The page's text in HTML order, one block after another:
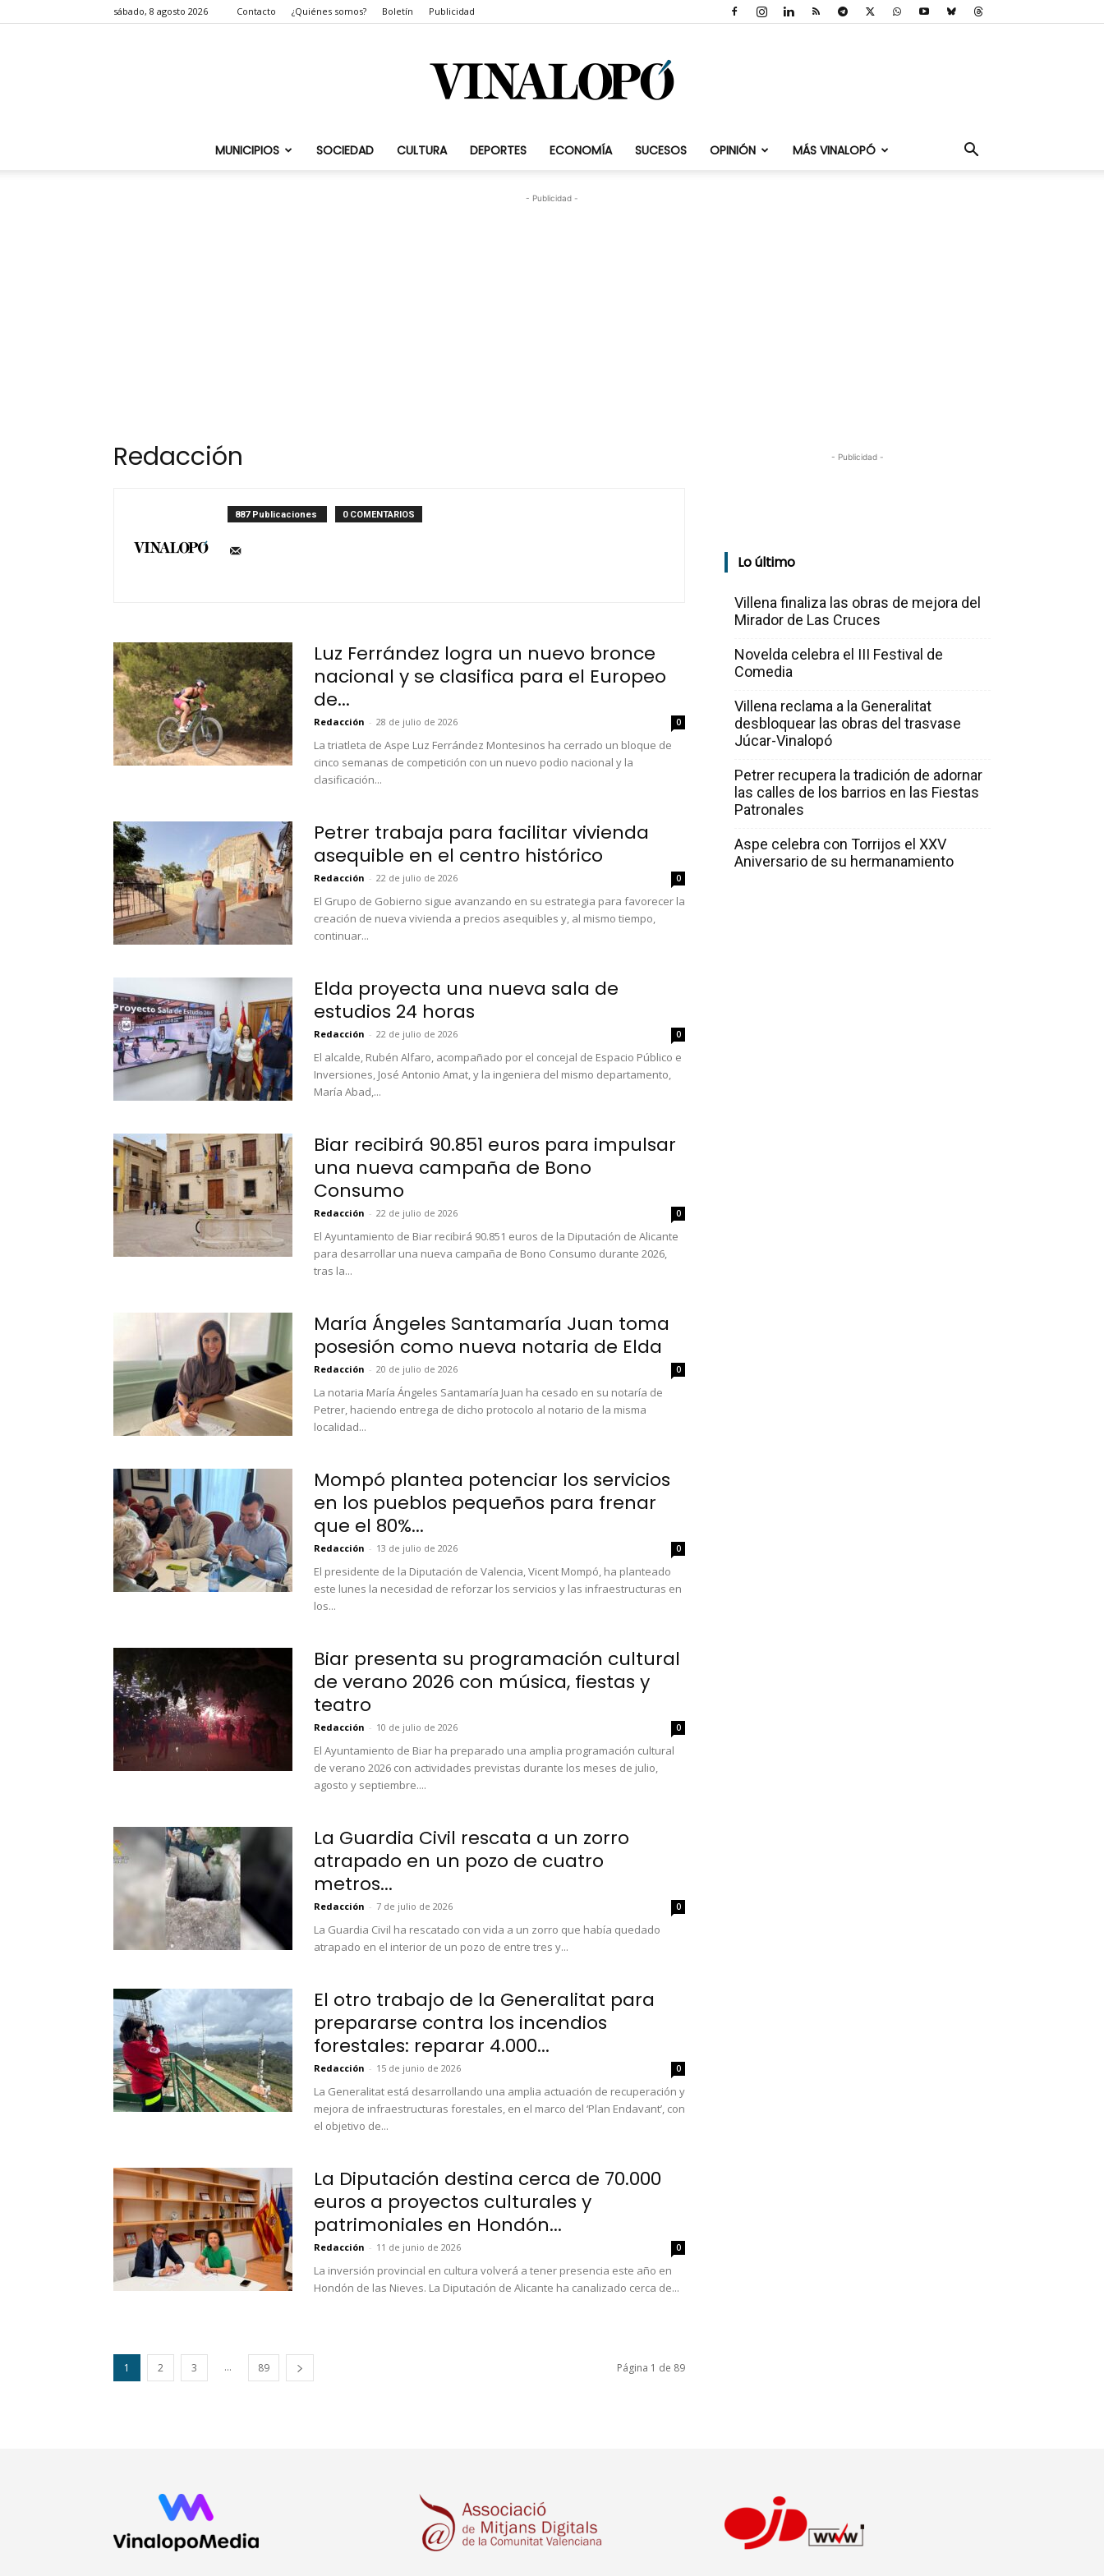
sábado, 8 agosto 2026 Contacto ¿Quiénes somos? Boletín Publicidad
Vinalopó.com
MUNICIPIOS SOCIEDAD CULTURA DEPORTES ECONOMÍA SUCESOS OPINIÓN MÁS VINALOPÓ
- Publicidad -
Redacción
887 Publicaciones 0 COMENTARIOS
Luz Ferrández logra un nuevo bronce
nacional y se clasifica para el Europeo
de...
Redacción - 28 de julio de 2026 0
La triatleta de Aspe Luz Ferrández Montesinos ha cerrado un bloque de
cinco semanas de competición con un nuevo podio nacional y la
clasificación...
Petrer trabaja para facilitar vivienda
asequible en el centro histórico
Redacción - 22 de julio de 2026 0
El Grupo de Gobierno sigue avanzando en su estrategia para favorecer la
creación de nueva vivienda a precios asequibles y, al mismo tiempo,
continuar...
Elda proyecta una nueva sala de
estudios 24 horas
Redacción - 22 de julio de 2026 0
El alcalde, Rubén Alfaro, acompañado por el concejal de Espacio Público e
Inversiones, José Antonio Amat, y la ingeniera del mismo departamento,
María Abad,...
Biar recibirá 90.851 euros para impulsar
una nueva campaña de Bono
Consumo
Redacción - 22 de julio de 2026 0
El Ayuntamiento de Biar recibirá 90.851 euros de la Diputación de Alicante
para desarrollar una nueva campaña de Bono Consumo durante 2026,
tras la...
María Ángeles Santamaría Juan toma
posesión como nueva notaria de Elda
Redacción - 20 de julio de 2026 0
La notaria María Ángeles Santamaría Juan ha cesado en su notaría de
Petrer, haciendo entrega de dicho protocolo al notario de la misma
localidad...
Mompó plantea potenciar los servicios
en los pueblos pequeños para frenar
que el 80%...
Redacción - 13 de julio de 2026 0
El presidente de la Diputación de Valencia, Vicent Mompó, ha planteado
este lunes la necesidad de reforzar los servicios y las infraestructuras en
los...
Biar presenta su programación cultural
de verano 2026 con música, fiestas y
teatro
Redacción - 10 de julio de 2026 0
El Ayuntamiento de Biar ha preparado una amplia programación cultural
de verano 2026 con actividades previstas durante los meses de julio,
agosto y septiembre....
La Guardia Civil rescata a un zorro
atrapado en un pozo de cuatro
metros...
Redacción - 7 de julio de 2026 0
La Guardia Civil ha rescatado con vida a un zorro que había quedado
atrapado en el interior de un pozo de entre tres y...
El otro trabajo de la Generalitat para
prepararse contra los incendios
forestales: reparar 4.000...
Redacción - 15 de junio de 2026 0
La Generalitat está desarrollando una amplia actuación de recuperación y
mejora de infraestructuras forestales, en el marco del ‘Plan Endavant’, con
el objetivo de...
La Diputación destina cerca de 70.000
euros a proyectos culturales y
patrimoniales en Hondón...
Redacción - 11 de junio de 2026 0
La inversión provincial en cultura volverá a tener presencia este año en
Hondón de las Nieves. La Diputación de Alicante ha canalizado cerca de...
1 2 3 ... 89 Página 1 de 89
- Publicidad -
Lo último
Villena finaliza las obras de mejora del
Mirador de Las Cruces
Novelda celebra el III Festival de
Comedia
Villena reclama a la Generalitat
desbloquear las obras del trasvase
Júcar-Vinalopó
Petrer recupera la tradición de adornar
las calles de los barrios en las Fiestas
Patronales
Aspe celebra con Torrijos el XXV
Aniversario de su hermanamiento